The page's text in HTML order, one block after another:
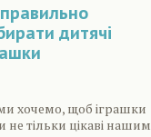
дитячі
хочемо, щоб іграшки
не тільки цікаві нашим